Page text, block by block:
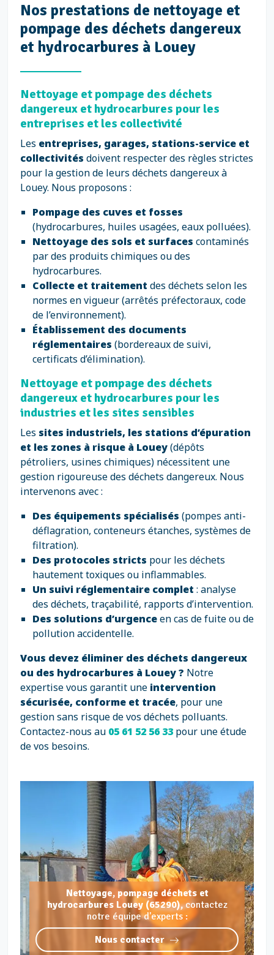
Nos prestations de nettoyage et
pompage des déchets dangereux
et hydrocarbures à Louey
Nettoyage et pompage des déchets
dangereux et hydrocarbures pour les
entreprises et les collectivité
Les entreprises, garages, stations-service et
collectivités doivent respecter des règles strictes
pour la gestion de leurs déchets dangereux à
Louey. Nous proposons :
Pompage des cuves et fosses
(hydrocarbures, huiles usagées, eaux polluées).
Nettoyage des sols et surfaces contaminés
par des produits chimiques ou des
hydrocarbures.
Collecte et traitement des déchets selon les
normes en vigueur (arrêtés préfectoraux, code
de l’environnement).
Établissement des documents
réglementaires (bordereaux de suivi,
certificats d’élimination).
Nettoyage et pompage des déchets
dangereux et hydrocarbures pour les
industries et les sites sensibles
Les sites industriels, les stations d’épuration
et les zones à risque à Louey(dépôts
pétroliers, usines chimiques) nécessitent une
gestion rigoureuse des déchets dangereux. Nous
intervenons avec :
Des équipements spécialisés (pompes anti-
déflagration, conteneurs étanches, systèmes de
filtration).
Des protocoles stricts pour les déchets
hautement toxiques ou inflammables.
Un suivi réglementaire complet : analyse
des déchets, traçabilité, rapports d’intervention.
Des solutions d’urgenceen cas de fuite ou de
pollution accidentelle.
Vous devez éliminer des déchets dangereux
ou des hydrocarbures à Louey ? Notre
expertise vous garantit une intervention
sécurisée, conforme et tracée, pour une
gestion sans risque de vos déchets polluants.
Contactez-nous au 05 61 52 56 33 pour une étude
de vos besoins.
Nettoyage, pompage déchets et
hydrocarbures Louey (65290),contactez
notre équipe d'experts :
Nous contacter